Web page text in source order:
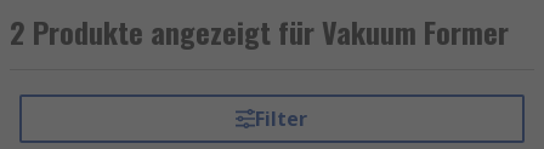
modernster Technologie ermöglicht ein
Vakuumformer die Herstellung von hochwertigen
Komponenten oder Designprodukte. Wenn Sie
einen Vakuumformer kaufen, investieren Sie in
2 Produkte angezeigt für Vakuum Former
Filter